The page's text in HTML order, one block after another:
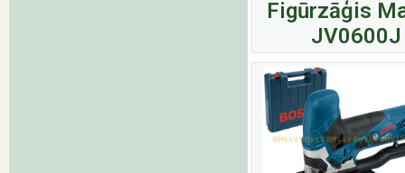
Figūrzāģis
JV0600J